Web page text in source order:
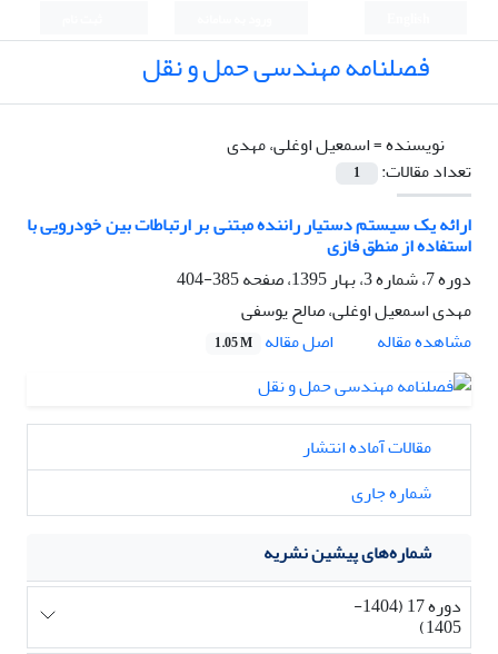
فصلنامه مهندسی حمل و نقل
نویسنده =اسمعیل اوغلی، مهدی
تعداد مقالات:
1
ارائه یک سیستم دستیار راننده مبتنی بر ارتباطات بین خودرویی با
استفاده از منطق فازی
دوره 7، شماره 3، بهار 1395، صفحه
385-404
مهدی اسمعیل اوغلی، صالح یوسفی
مشاهده مقاله
اصل مقاله 1.05 M
مقالات آماده انتشار
شماره جاری
شماره‌های پیشین نشریه
دوره 17 (1404-
1405)